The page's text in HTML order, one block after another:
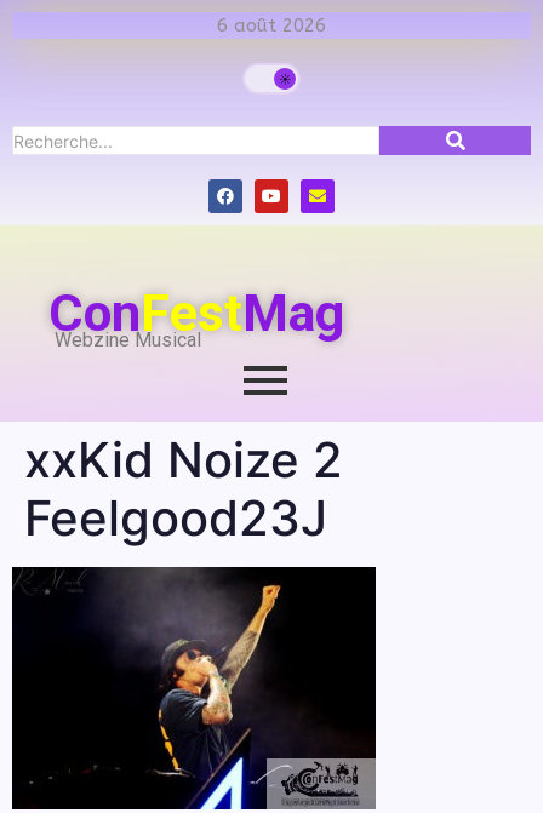
6 août 2026
ConFestMag
Webzine Musical
xxKid Noize 2
Feelgood23J